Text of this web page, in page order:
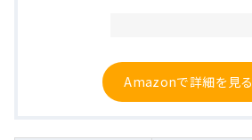
Amazonで詳細を見る